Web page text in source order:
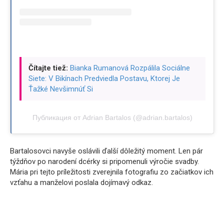
Čítajte tiež: Bianka Rumanová Rozpálila Sociálne
Siete: V Bikínach Predviedla Postavu, Ktorej Je
Ťažké Nevšimnúť Si
Публикация от Adrian Bartalos (@adrian.bartalos)
Bartalosovci navyše oslávili ďalší dôležitý moment. Len pár
týždňov po narodení dcérky si pripomenuli výročie svadby.
Mária pri tejto príležitosti zverejnila fotografiu zo začiatkov ich
vzťahu a manželovi poslala dojímavý odkaz.